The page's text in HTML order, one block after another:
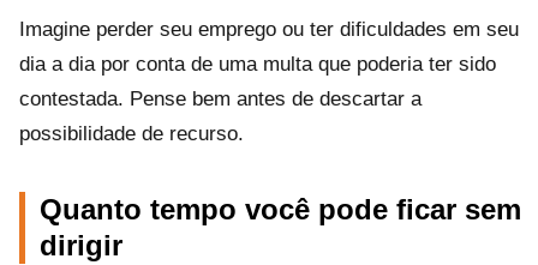
Imagine perder seu emprego ou ter dificuldades em seu
dia a dia por conta de uma multa que poderia ter sido
contestada. Pense bem antes de descartar a
possibilidade de recurso.
Quanto tempo você pode ficar sem
dirigir